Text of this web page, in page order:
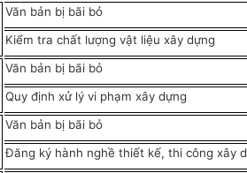
Văn bản bị bãi bỏ
Kiểm tra chất lượng vật liệu xây dựng
Văn bản bị bãi bỏ
Quy định xử lý vi phạm xây dựng
Văn bản bị bãi bỏ
Đăng ký hành nghề thiết kế, thi công xây